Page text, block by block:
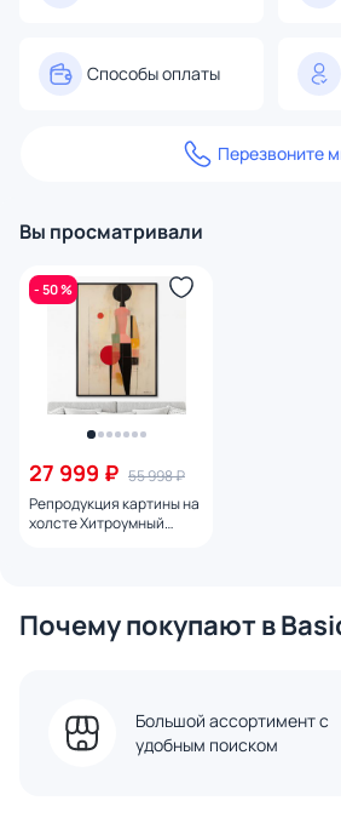
Способы оплаты
Перезвоните
Вы просматривали
- 50 %
27 999 ₽ 55 998 ₽
Репродукция картины на
холсте Хитроумный
Почему покупают в
Большой ассортимент с
удобным поиском